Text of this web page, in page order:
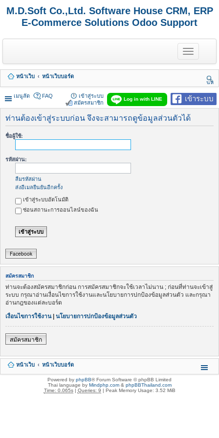
M.D.Soft Co.,Ltd. Software House CRM, ERP
E-Commerce Solutions Odoo Support
T
o
g
e
n
a
v
i
g
หน้าเว็บ
หน้าเว็บบอร์ด
นห
า
เมนูลัด
เข้าระบบ
Log in with LINE
FAQ
เข้าสู่ระบบ
สมัครสมาชิก
ท่านต้องเข้าสู่ระบบก่อน จึงจะสามารถดูข้อมูลส่วนตัวได้
ชื่อผู้ใช้:
รหัสผ่าน:
ลืมรหัสผ่าน
ส่งอีเมลยืนยันอีกครั้ง
เข้าสู่ระบบอัตโนมัติ
ซ่อนสถานะการออนไลน์ของฉัน
Facebook
สมัครสมาชิก
ท่านจะต้องสมัครสมาชิกก่อน การสมัครสมาชิกจะใช้เวลาไม่นาน ; ก่อนที่ท่านจะเข้าสู่
ระบบ กรุณาอ่านเงื่อนไขการใช้งานและนโยบายการปกป้องข้อมูลส่วนตัว และกรุณา
อ่านกฎของแต่ละบอร์ด
เงื่อนไขการใช้งาน| นโยบายการปกป้องข้อมูลส่วนตัว
สมัครสมาชิก
หน้าเว็บ หน้าเว็บบอร์ด
Powered by phpBB® Forum Software © phpBB Limited
Thai language by Mindphp.com& phpBBThailand.com
Time: 0.065s| Queries: 9 | Peak Memory Usage: 3.52 MiB